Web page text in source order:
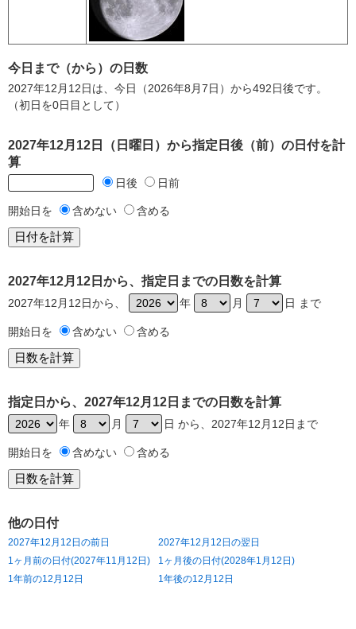
今日まで（から）の日数
2027年12月12日は、今日（2026年8月7日）から492日後です。
（初日を0日目として）
2027年12月12日（日曜日）から指定日後（前）の日付を計
算
日後 日前
開始日を 含めない 含める
2027年12月12日から、指定日までの日数を計算
2027年12月12日から、 年 月 日 まで
開始日を 含めない 含める
指定日から、2027年12月12日までの日数を計算
年 月 日 から、2027年12月12日まで
開始日を 含めない 含める
他の日付
2027年12月12日の前日
2027年12月12日の翌日
1ヶ月前の日付(2027年11月12日)
1ヶ月後の日付(2028年1月12日)
1年前の12月12日
1年後の12月12日